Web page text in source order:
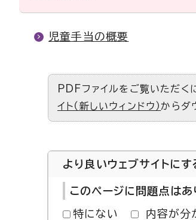
児童手当の概要
PDFファイルをご覧いただ
イト（新しいウィンドウ）からダ
より良いウェブサイトに
このページに問題点はあ
特にない 内容が分